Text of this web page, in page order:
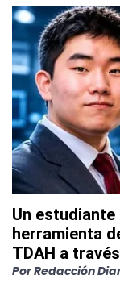
Un
herramienta
TDAH a
PorRedacción